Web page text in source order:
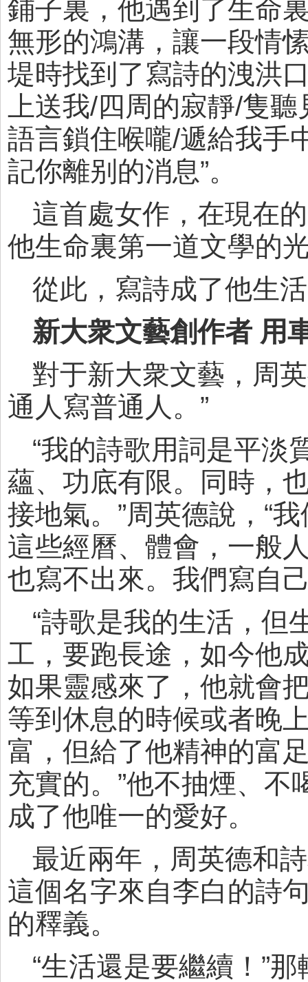
鋪子裏，他遇到了生命
無形的鴻溝，讓一段情
堤時找到了寫詩的洩洪
上送我/四周的寂靜/隻
語言鎖住喉嚨/遞給我手
記你離别的消息”。
這首處女作，在現在
他生命裏第一道文學的
從此，寫詩成了他生
新大衆文藝創作者 用
對于新大衆文藝，周
通人寫普通人。”
“我的詩歌用詞是平淡
蘊、功底有限。同時，
接地氣。”周英德說，“
這些經曆、體會，一般
也寫不出來。我們寫自
“詩歌是我的生活，但
工，要跑長途，如今他
如果靈感來了，他就會
等到休息的時候或者晚
富，但給了他精神的富
充實的。”他不抽煙、
成了他唯一的愛好。
最近兩年，周英德和
這個名字來自李白的詩
的釋義。
“生活還是要繼續！”